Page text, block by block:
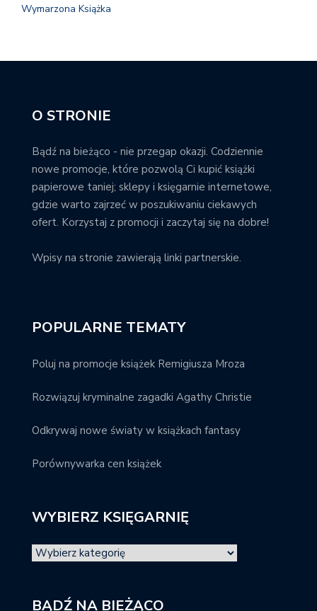
Wymarzona Książka
O STRONIE
Bądź na bieżąco - nie przegap okazji. Codziennie
nowe promocje, które pozwolą Ci kupić książki
papierowe taniej; sklepy i księgarnie internetowe,
gdzie warto zajrzeć w poszukiwaniu ciekawych
ofert. Korzystaj z promocji i zaczytaj się na dobre!
Wpisy na stronie zawierają linki partnerskie.
POPULARNE TEMATY
Poluj na promocje książek Remigiusza Mroza
Rozwiązuj kryminalne zagadki Agathy Christie
Odkrywaj nowe światy w książkach fantasy
Porównywarka cen książek
WYBIERZ KSIĘGARNIĘ
BĄDŹ NA BIEŻĄCO